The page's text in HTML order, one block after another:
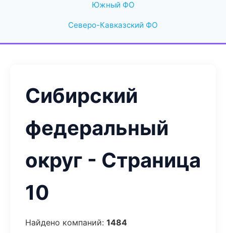
Южный ФО
Северо-Кавказский ФО
Сибирский
федеральный
округ - Страница
10
Найдено компаний: 1484